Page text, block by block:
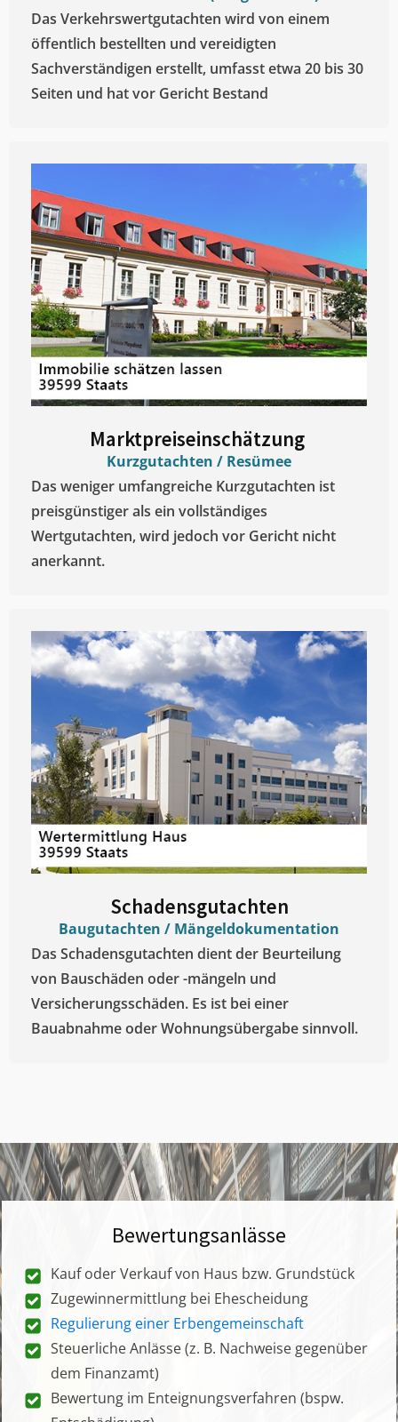
Das Verkehrswertgutachten wird von einem
öffentlich bestellten und vereidigten
Sachverständigen erstellt, umfasst etwa 20 bis 30
Seiten und hat vor Gericht Bestand
Marktpreiseinschätzung ​
Kurzgutachten / Resümee
Das weniger umfangreiche Kurzgutachten ist
preisgünstiger als ein vollständiges
Wertgutachten, wird jedoch vor Gericht nicht
anerkannt.
Schadensgutachten
Baugutachten / Mängeldokumentation
Das Schadensgutachten dient der Beurteilung
von Bauschäden oder -mängeln und
Versicherungsschäden. Es ist bei einer
Bauabnahme oder Wohnungsübergabe sinnvoll.
Bewertungsanlässe
Kauf oder Verkauf von Haus bzw. Grundstück
Zugewinnermittlung bei Ehescheidung
Regulierung einer Erbengemeinschaft
Steuerliche Anlässe (z. B. Nachweise gegenüber
dem Finanzamt)
Bewertung im Enteignungsverfahren (bspw.